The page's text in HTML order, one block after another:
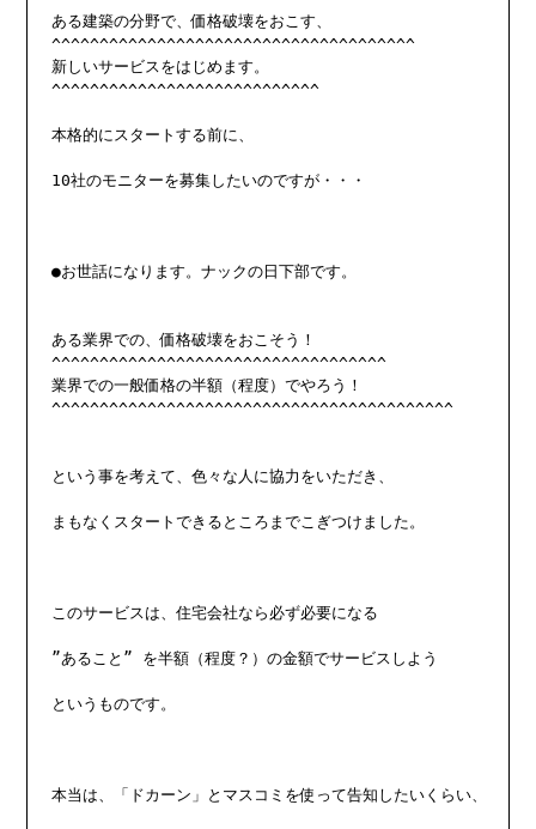
ある建築の分野で、価格破壊をおこす、
^^^^^^^^^^^^^^^^^^^^^^^^^^^^^^^^^^^^^^
新しいサービスをはじめます。
^^^^^^^^^^^^^^^^^^^^^^^^^^^^
本格的にスタートする前に、
10社のモニターを募集したいのですが・・・
●お世話になります。ナックの日下部です。
ある業界での、価格破壊をおこそう！
^^^^^^^^^^^^^^^^^^^^^^^^^^^^^^^^^^^
業界での一般価格の半額（程度）でやろう！
^^^^^^^^^^^^^^^^^^^^^^^^^^^^^^^^^^^^^^^^^^
という事を考えて、色々な人に協力をいただき、
まもなくスタートできるところまでこぎつけました。
このサービスは、住宅会社なら必ず必要になる
”あること” を半額（程度？）の金額でサービスしよう
というものです。
本当は、「ドカーン」とマスコミを使って告知したいくらい、